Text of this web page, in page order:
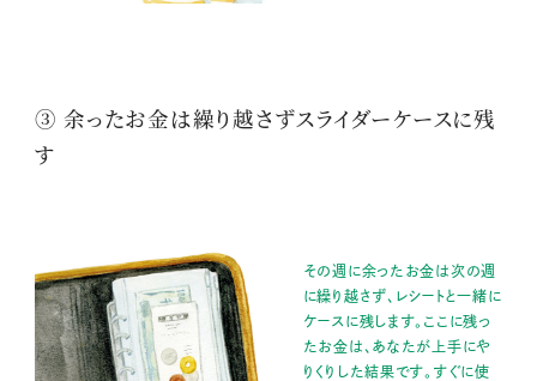
③ 余ったお金は繰り越さずスライダーケースに残
す
その週に余ったお金は次の週
に繰り越さず、レシートと一緒に
ケースに残します。ここに残っ
たお金は、あなたが上手にや
りくりした結果です。すぐに使